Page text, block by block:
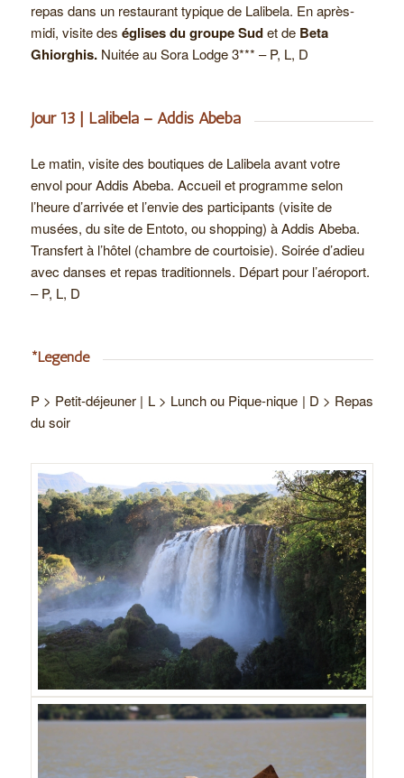
repas dans un restaurant typique de Lalibela. En après-
midi, visite des églises du groupe Sudet de Beta
Ghiorghis.Nuitée au Sora Lodge 3*** – P, L, D
Jour 13 | Lalibela – Addis Abeba
Le matin, visite des boutiques de Lalibela avant votre
envol pour Addis Abeba. Accueil et programme selon
l’heure d’arrivée et l’envie des participants (visite de
musées, du site de Entoto, ou shopping) à Addis Abeba.
Transfert à l’hôtel (chambre de courtoisie). Soirée d’adieu
avec danses et repas traditionnels. Départ pour l’aéroport.
– P, L, D
*Légende
P > Petit-déjeuner | L > Lunch ou Pique-nique | D > Repas
du soir